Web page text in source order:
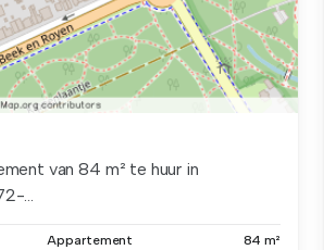
van 84 m² te huur in
...
Appartement 84 m²